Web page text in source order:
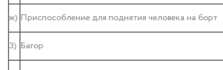
ж) Приспособление для поднятия человека на борт
З) Багор